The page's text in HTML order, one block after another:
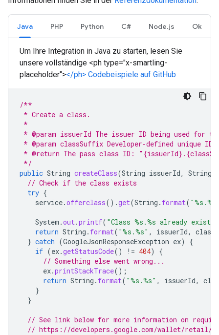
Java PHP Python C# Node.js Ok
Um Ihre Integration in Java zu starten, lesen Sie
unsere vollständige <ph type="x-smartling-
placeholder"></ph> Codebeispiele auf GitHub
/**
* Create a class.
*
* @param issuerId The issuer ID being used for
* @param classSuffix Developer-defined unique
* @return The pass class ID:
*/
public String createClass(String issuerId, String
// Check if the class exists
try {
service.offerclass().get(String . format(
System .out.printf( "Class %s.%s already
return String . format( "%s.%s" , issuerId,
} catch (GoogleJsonResponseException ex)
{
if (ex.getStatusCode() != 404)
{
// Something else went wrong...
ex.printStackTrace();
return String . format( "%s.%s" , issuerId,
}
}
// See link below for more information on
// https://developers.google.com/wallet/retail/